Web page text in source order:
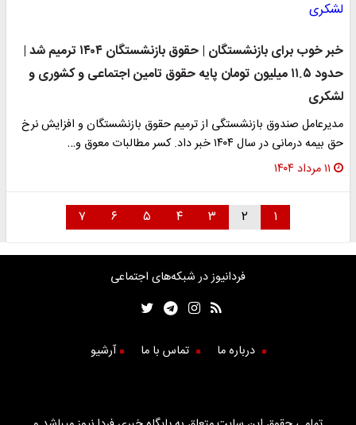
خبر خوب برای بازنشستگان | حقوق بازنشستگان ۱۴۰۴ ترمیم شد |
حدود ۱۱.۵ میلیون تومان پایه حقوق تامین اجتماعی و کشوری و
لشکری
مدیرعامل صندوق بازنشستگی از ترمیم حقوق بازنشستگان و افزایش نرخ
حق بیمه درمانی در سال ۱۴۰۴ خبر داد. کسر مطالبات معوق و…
۱۱ مرداد ۱۴۰۴
۱ ۲ ۳ ۴ ۵ ۶ ۷
فردانیوز در شبکه‌های اجتماعی
درباره ما تماس با ما آرشیو